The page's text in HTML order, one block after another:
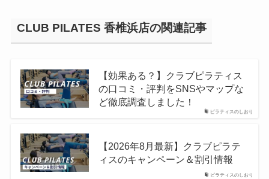
CLUB PILATES 香椎浜店の関連記事
ピラティスのしおり
【効果ある？】クラブピラティス
の口コミ・評判をSNSやマップな
ど徹底調査しました！
ピラティスのしおり
【2026年8月最新】クラブピラテ
ィスのキャンペーン＆割引情報